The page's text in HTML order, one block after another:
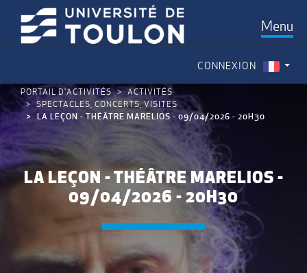
Menu
CONNEXION
PORTAIL D'ACTIVITÉS
ACTIVITÉS
SPECTACLES, CONCERTS, VISITES
LA LEÇON - THÉÂTRE MARELIOS - 09/04/2026 - 20H30
LA LEÇON - THÉÂTRE MARELIOS -
09/04/2026 - 20H30